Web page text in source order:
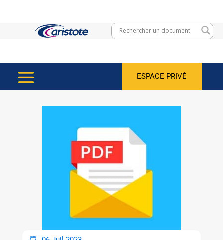
ESPACE PRIVÉ